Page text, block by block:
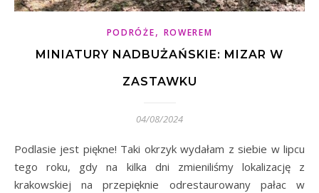
PODRÓŻE, ROWEREM
MINIATURY NADBUŻAŃSKIE: MIZAR W
ZASTAWKU
04/08/2024
Podlasie jest piękne! Taki okrzyk wydałam z siebie w lipcu
tego roku, gdy na kilka dni zmieniliśmy lokalizację z
krakowskiej na przepięknie odrestaurowany pałac w